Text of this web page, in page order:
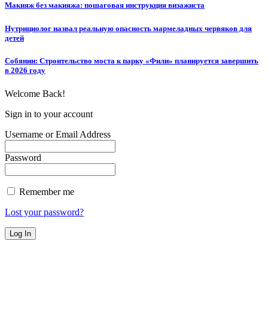
Макияж без макияжа: пошаговая инструкция визажиста
Нутрициолог назвал реальную опасность мармеладных червяков для
детей
Собянин: Строительство моста к парку «Фили» планируется завершить
в 2026 году
Welcome Back!
Sign in to your account
Username or Email Address
Password
Remember me
Lost your password?